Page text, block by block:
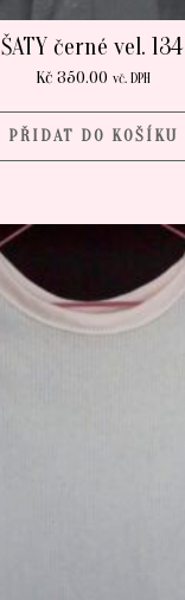
ŠATY černé vel. 134
Kč350.00 vč. DPH
PŘIDAT DO KOŠÍKU